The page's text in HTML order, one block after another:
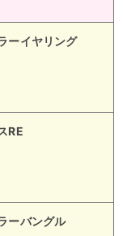
ーイヤリング
RE
ーバングル